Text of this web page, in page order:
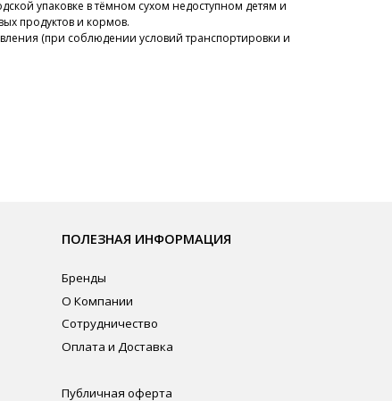
упаковке в тёмном сухом недоступном детям и
продуктов и кормов.
(при соблюдении условий транспортировки и
конфиденциальности
на обработку персональных данных